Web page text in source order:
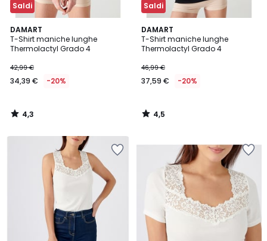
Saldi
DAMART
T-Shirt maniche lunghe
Thermolactyl Grado 4
42,99 €
34,39 € -20%
4,3
/ 5
4,3
/
Saldi
DAMART
T-Shirt maniche lunghe
Thermolactyl Grado 4
46,99 €
37,59 € -20%
4,5
/ 5
4,5
/